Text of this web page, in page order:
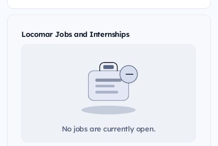
Locomar Jobs and Internships
No jobs are currently open.